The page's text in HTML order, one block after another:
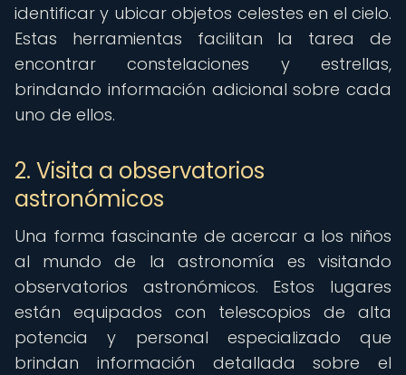
identificar y ubicar objetos celestes en el cielo.
Estas herramientas facilitan la tarea de
encontrar constelaciones y estrellas,
brindando información adicional sobre cada
uno de ellos.
2. Visita a observatorios
astronómicos
Una forma fascinante de acercar a los niños
al mundo de la astronomía es visitando
observatorios astronómicos. Estos lugares
están equipados con telescopios de alta
potencia y personal especializado que
brindan información detallada sobre el